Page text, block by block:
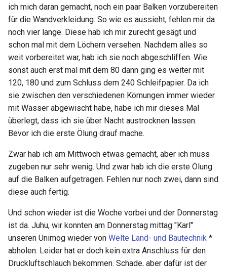
ich mich daran gemacht, noch ein paar Balken vorzubereiten
für die Wandverkleidung. So wie es aussieht, fehlen mir da
noch vier lange. Diese hab ich mir zurecht gesägt und
schon mal mit dem Löchern versehen. Nachdem alles so
weit vorbereitet war, hab ich sie noch abgeschliffen. Wie
sonst auch erst mal mit dem 80 dann ging es weiter mit
120, 180 und zum Schluss dem 240 Schleifpapier. Da ich
sie zwischen den verschiedenen Körnungen immer wieder
mit Wasser abgewischt habe, habe ich mir dieses Mal
überlegt, dass ich sie über Nacht austrocknen lassen.
Bevor ich die erste Ölung drauf mache.
Zwar hab ich am Mittwoch etwas gemacht, aber ich muss
zugeben nur sehr wenig. Und zwar hab ich die erste Ölung
auf die Balken aufgetragen. Fehlen nur noch zwei, dann sind
diese auch fertig.
Und schon wieder ist die Woche vorbei und der Donnerstag
ist da. Juhu, wir konnten am Donnerstag mittag "Karl"
unseren Unimog wieder von Welte Land- und Bautechnik *
abholen. Leider hat er doch kein extra Anschluss für den
Druckluftschlauch bekommen. Schade, aber dafür ist der